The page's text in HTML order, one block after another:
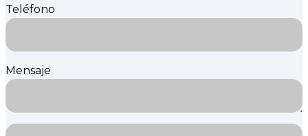
Teléfono
Mensaje